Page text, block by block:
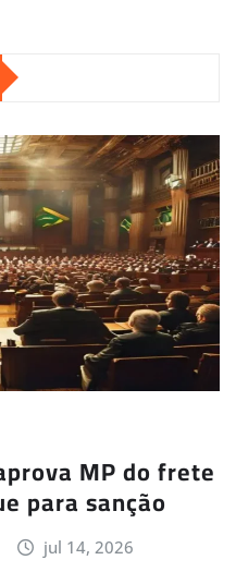
MP do frete
para sanção
jul 14, 2026